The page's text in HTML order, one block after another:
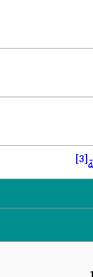
[3]